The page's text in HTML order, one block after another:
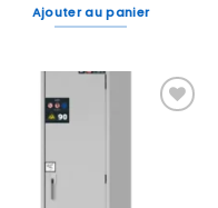
Ajouter au panier